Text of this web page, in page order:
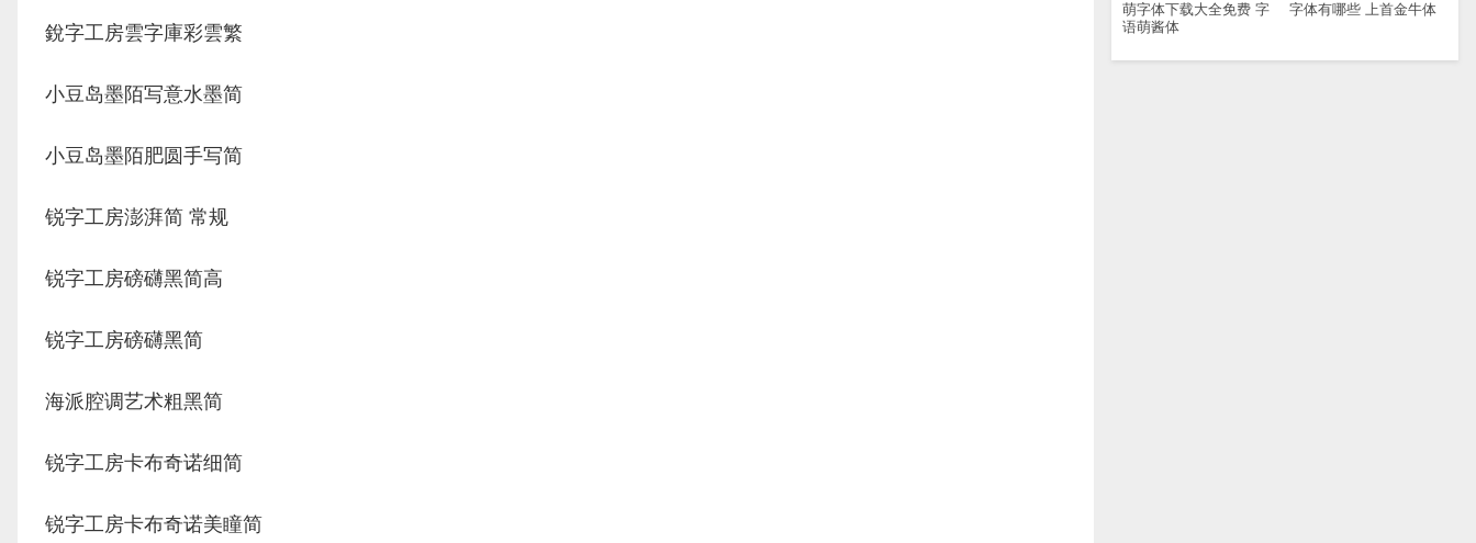
萌字体下载大全免费 字
语萌酱体
字体有哪些 上首金牛体
銳字工房雲字庫彩雲繁
小豆岛墨陌写意水墨简
小豆岛墨陌肥圆手写简
锐字工房澎湃简 常规
锐字工房磅礴黑简高
锐字工房磅礴黑简
海派腔调艺术粗黑简
锐字工房卡布奇诺细简
锐字工房卡布奇诺美瞳简